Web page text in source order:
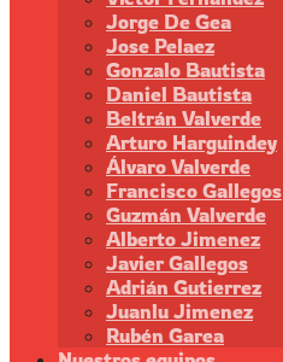
Jorge De Gea
Jose Pelaez
Gonzalo Bautista
Daniel Bautista
Beltrán Valverde
Arturo Harguindey
Álvaro Valverde
Francisco Gallegos
Guzmán Valverde
Alberto Jimenez
Javier Gallegos
Adrián Gutierrez
Juanlu Jimenez
Rubén Garea